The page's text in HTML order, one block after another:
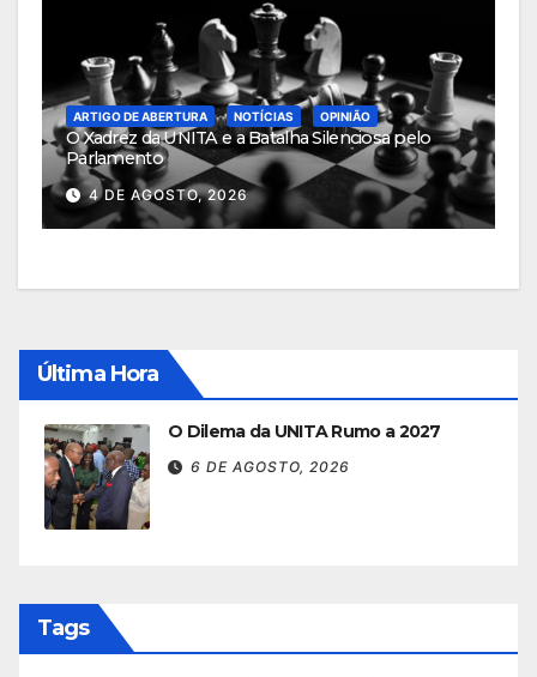
ARTIGO DE ABERTURA NOTÍCIAS OPINIÃO
O Xadrez da UNITA e a Batalha Silenciosa pelo
Parlamento
4 DE AGOSTO, 2026
Última Hora
O Dilema da UNITA Rumo a 2027
6 DE AGOSTO, 2026
Tags